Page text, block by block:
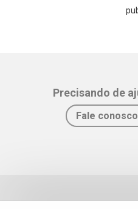
Precisando de
Fale conosco